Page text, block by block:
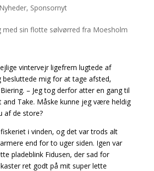
Nyheder, Sponsornyt
vintervejr ligefrem lugtede af
besluttede mig for at tage afsted,
– Jeg tog derfor atter en gang til
and Take. Måske kunne jeg være heldig
af de store?
i vinden, og det var trods alt
end for to uger siden. Igen var
pladeblink Fidusen, der sad for
ret godt på mit super lette